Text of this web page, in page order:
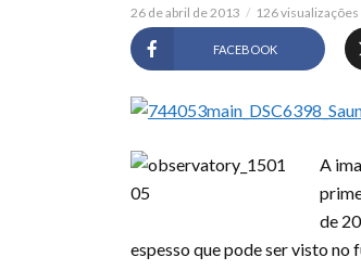
26 de abril de 2013 126 visualizações
FACEBOOK
A
de
espesso que pode ser visto no